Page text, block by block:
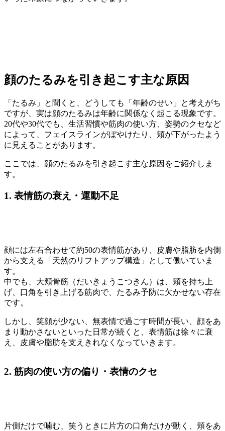
顔のたるみを引き起こす主な原因
「たるみ」と聞くと、どうしても「年齢のせい」と考えがち
ですが、実は顔のたるみは年齢に関係なく起こる現象です。
20代や30代でも、生活習慣や筋肉の使い方、姿勢のクセなど
によって、フェイスラインがぼやけたり、頬が下がったよう
に見えることがあります。
ここでは、顔のたるみを引き起こす主な原因をご紹介しま
す。
1. 表情筋の衰え・運動不足
顔には左右合わせて約50の表情筋があり、皮膚や脂肪を内側
から支える「天然のリフトアップ構造」として働いていま
す。
中でも、大頬骨筋（だいきょうこつきん）は、頬を持ち上
げ、口角を引き上げる筋肉で、たるみ予防に欠かせない存在
です。
しかし、笑顔が少ない、無表情で過ごす時間が長い、顔をあ
まり動かさないといった日常が続くと、表情筋は徐々に衰
え、皮膚や脂肪を支えきれなくなっていきます。
2. 筋肉の使い方の偏り・表情のクセ
片側だけで噛む、笑うときに片方の口角だけが動く、頬をあ